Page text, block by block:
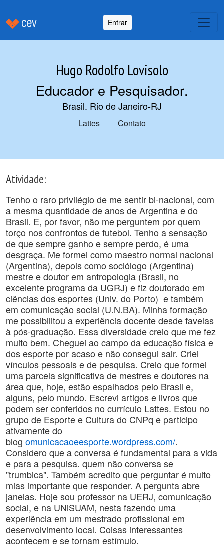
Entrar
Hugo Rodolfo Lovisolo
Educador e Pesquisador.
Brasil. Rio de Janeiro-RJ
Lattes Contato
Atividade:
Tenho o raro privilégio de me sentir bi-nacional, com
a mesma quantidade de anos de Argentina e do
Brasil. E, por favor, não me perguntem por quem
torço nos confrontos de futebol. Tenho a sensação
de que sempre ganho e sempre perdo, é uma
desgraça. Me formei como maestro normal nacional
(Argentina), depois como sociólogo (Argentina)
mestre e doutor em antropologia (Brasil, no
excelente programa da UGRJ) e fiz doutorado em
ciências dos esportes (Univ. do Porto) e também
em comunicação social (U.N.BA). Minha formação
me possibilitou a experiência docente desde favelas
à pós-graduação. Essa diversidade creio que me fez
muito bem. Cheguei ao campo da educação física e
dos esporte por acaso e não consegui sair. Criei
vínculos pessoais e de pesquisa. Creio que formei
uma parcela significativa de mestres e doutores na
área que, hoje, estão espalhados pelo Brasil e,
alguns, pelo mundo. Escrevi artigos e livros que
podem ser conferidos no currículo Lattes. Estou no
grupo de Esporte e Cultura do CNPq e participo
ativamente do
blog omunicacaoeesporte.wordpress.com/.
Considero que a conversa é fundamental para a vida
e para a pesquisa. quem não conversa se
"trumbica". Também acredito que perguntar é muito
mias importante que responder. A pergunta abre
janelas. Hoje sou professor na UERJ, comunicação
social, e na UNiSUAM, nesta fazendo uma
experiência em um mestrado profissional em
desenvolvimento local. Coisas interessantes
acontecem e se tornam estímulo.